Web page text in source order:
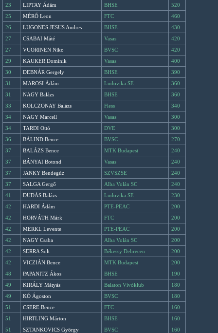
23
LIPTAY Ádám BHSE
520
25
MÉRŐ Leon FTC
460
26
LUGONES JESUS Andres BHSE
430
27
CSABAI Máté Vasas
420
27
VUORINEN Niko BVSC
420
29
KAUKER Dominik Vasas
400
30
DEBNÁR Gergely BHSE
390
31
MAROSI Ádám Ludovika SE
360
31
NAGY Balázs BHSE
360
33
KOLCZONAY Balázs Fless
340
34
NAGY Marcell Vasas
300
34
TARDI Ottó DVE
300
36
BÁLIND Bence BVSC
270
37
BALÁZS Bence MTK Budapest
240
37
BÁNYAI Botond Vasas
240
37
JANKY Bendegúz SZVSZSE
240
37
SALGA Gergő Alba Volán SC
240
41
DUDÁS Balázs Ludovika SE
230
42
HARDI Ádám PTE-PEAC
200
42
HORVÁTH Márk FTC
200
42
MERKL Levente PTE-PEAC
200
42
NAGY Csaba Alba Volán SC
200
42
SERRA Solt Békessy Debrecen
200
42
VICZIÁN Bence MTK Budapest
200
48
PAPANITZ Ákos BHSE
190
49
KIRÁLY Mátyás Balaton Vívóklub
180
49
KÓ Ágoston BVSC
180
51
CSERE Bence FTC
160
51
HIRTLING Márton BHSE
160
51
SZTANKOVICS György BVSC
160